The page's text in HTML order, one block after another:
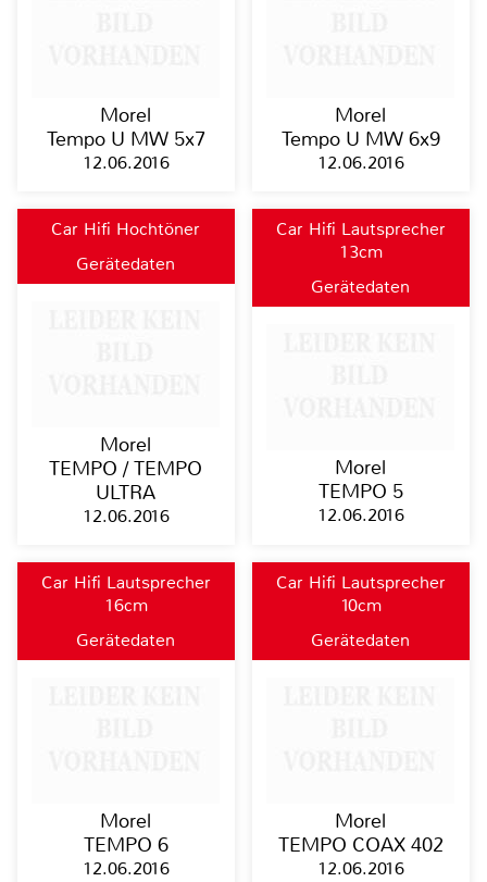
Morel
Tempo U MW 5x7
12.06.2016
Morel
Tempo U MW 6x9
12.06.2016
Car Hifi Hochtöner
Gerätedaten
Morel
TEMPO / TEMPO
ULTRA
12.06.2016
Car Hifi Lautsprecher
13cm
Gerätedaten
Morel
TEMPO 5
12.06.2016
Car Hifi Lautsprecher
16cm
Gerätedaten
Morel
TEMPO 6
12.06.2016
Car Hifi Lautsprecher
10cm
Gerätedaten
Morel
TEMPO COAX 402
12.06.2016